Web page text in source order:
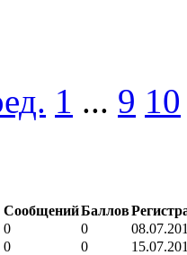
1 ... 9 10
СообщенийБаллов
0 0
0 0